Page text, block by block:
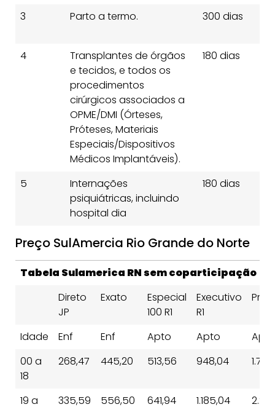
3 Parto a termo. 300 dias
4
Transplantes de órgãos
e tecidos, e todos os
procedimentos
cirúrgicos associados a
OPME/DMI (Órteses,
Próteses, Materiais
Especiais/Dispositivos
Médicos Implantáveis).
180 dias
5
Internações
psiquiátricas, incluindo
hospital dia
180 dias
Preço SulAmercia Rio Grande do Norte
Tabela Sulamerica RN sem coparticipação
Direto
JP
Exato
Especial
100 R1
Executivo
R1
Idade Enf Enf Apto Apto
Apto
00 a
18
268,47 445,20 513,56 948,04
19 a
335,59 556,50 641,94 1.185,04